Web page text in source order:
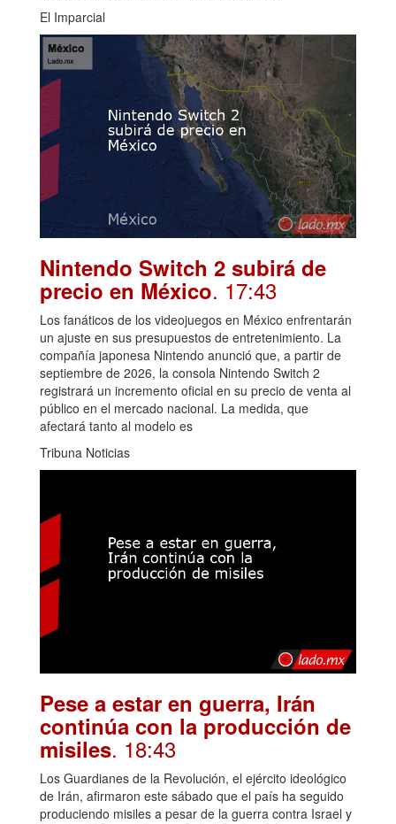
El Imparcial
Nintendo Switch 2 subirá de
precio en México. 17:43
Los fanáticos de los videojuegos en México enfrentarán
un ajuste en sus presupuestos de entretenimiento. La
compañía japonesa Nintendo anunció que, a partir de
septiembre de 2026, la consola Nintendo Switch 2
registrará un incremento oficial en su precio de venta al
público en el mercado nacional. La medida, que
afectará tanto al modelo es
Tribuna Noticias
Pese a estar en guerra, Irán
continúa con la producción de
misiles. 18:43
Los Guardianes de la Revolución, el ejército ideológico
de Irán, afirmaron este sábado que el país ha seguido
produciendo misiles a pesar de la guerra contra Israel y